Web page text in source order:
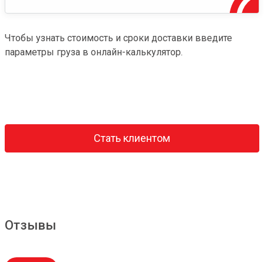
Чтобы узнать стоимость и сроки доставки введите
параметры груза в онлайн-калькулятор.
Стать клиентом
Отзывы